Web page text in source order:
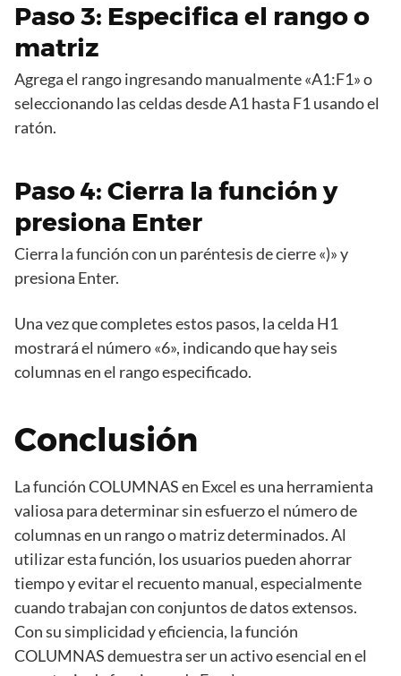
Paso 3: Especifica el rango o
matriz
Agrega el rango ingresando manualmente «A1:F1» o
seleccionando las celdas desde A1 hasta F1 usando el
ratón.
Paso 4: Cierra la función y
presiona Enter
Cierra la función con un paréntesis de cierre «)» y
presiona Enter.
Una vez que completes estos pasos, la celda H1
mostrará el número «6», indicando que hay seis
columnas en el rango especificado.
Conclusión
La función COLUMNAS en Excel es una herramienta
valiosa para determinar sin esfuerzo el número de
columnas en un rango o matriz determinados. Al
utilizar esta función, los usuarios pueden ahorrar
tiempo y evitar el recuento manual, especialmente
cuando trabajan con conjuntos de datos extensos.
Con su simplicidad y eficiencia, la función
COLUMNAS demuestra ser un activo esencial en el